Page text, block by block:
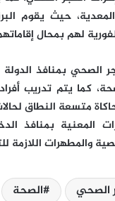
المعدية، حيث يقوم
لهم بمحال
الصحي بمنافذ
كما يتم
متسعة النطاق
المعنية بمنافذ
والمطهرات اللازمة
الصحي الصحة